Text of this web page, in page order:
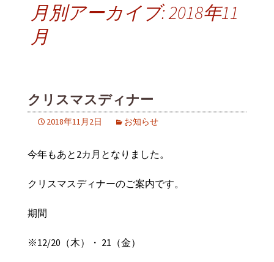
月別アーカイブ: 2018年11
月
クリスマスディナー
2018年11月2日 お知らせ
今年もあと2カ月となりました。
クリスマスディナーのご案内です。
期間
※12/20（木）・ 21（金）